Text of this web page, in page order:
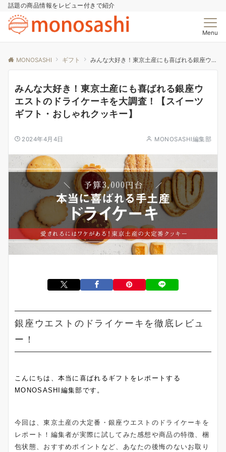
話題の商品情報をレビュー付きで紹介
Menu
MONOSASHI ギフト みんな大好き！東京土産にも喜ばれる銀座ウエストのドライケーキを大調査！【スイーツギフト・おしゃれクッキー】
みんな大好き！東京土産にも喜ばれる銀座ウ
エストのドライケーキを大調査！【スイーツ
ギフト・おしゃれクッキー】
2024年4月4日 MONOSASHI編集部
銀座ウエストのドライケーキを徹底レビュ
ー！
こんにちは、本当に喜ばれるギフトをレポートする
MONOSASHI編集部です。
今回は、東京土産の大定番・銀座ウエストのドライケーキを
レポート！編集者が実際に試してみた感想や商品の特徴、梱
包状態、おすすめポイントなど、あなたの後悔のないお取り